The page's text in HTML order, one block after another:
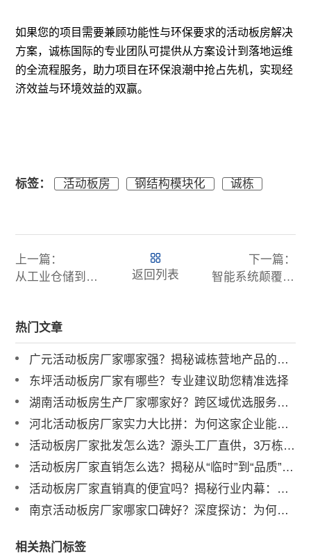
如果您的项目需要兼顾功能性与环保要求的活动板房解决
方案，诚栋国际的专业团队可提供从方案设计到落地运维
的全流程服务，助力项目在环保浪潮中抢占先机，实现经
济效益与环境效益的双赢。
标签： 活动板房 钢结构模块化 诚栋
上一篇：
从工业仓储到潮流地标：集装箱活动板房如何变身文博会快闪店与城市艺术装置？
返回列表
下一篇：
智能系统颠覆传统居住体验：活动板房内置 AI 温控、人脸识别与消防物联网
热门文章
广元活动板房厂家哪家强？揭秘诚栋营地产品的硬核实力
东坪活动板房厂家有哪些？专业建议助您精准选择
湖南活动板房生产厂家哪家好？跨区域优选服务商解析
河北活动板房厂家实力大比拼：为何这家企业能成行业标杆？
活动板房厂家批发怎么选？源头工厂直供，3万栋年产能助力工程提速
活动板房厂家直销怎么选？揭秘从“临时”到“品质”的跨越
活动板房厂家直销真的便宜吗？揭秘行业内幕：如何跳出低价陷阱！
南京活动板房厂家哪家口碑好？深度探访：为何大型央企独宠诚栋？
相关热门标签